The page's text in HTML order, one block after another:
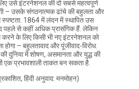
उसे इंटरनेशनल की दो सबसे महत्वपूर्ण
– उसके संगठनात्मक ढांचे की बहुलता और
स्पष्टता. 1864 में लंदन में स्थापित उस
से कहीं अधिक प्रासंगिक हैं. लेकिन
करने के लिए किसी भी नए इंटरनेशनल को
होगा – बहुलतावाद और पूंजीवाद-विरोध.
दुनिया में शोषण, असमानता और युद्ध की
एक प्रभावशाली ताकत बन सकता है.
हिंदी अनुवाद: मनमोहन)